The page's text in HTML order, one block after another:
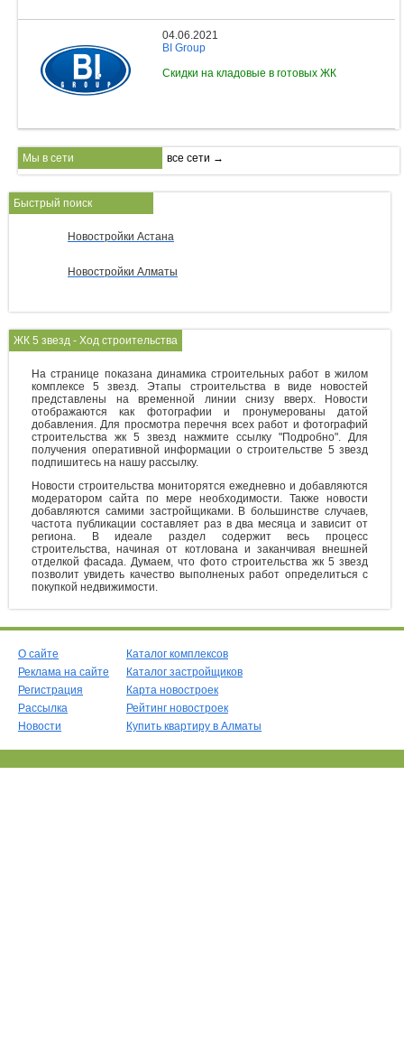
04.06.2021
BI Group
Скидки на кладовые в готовых ЖК
Мы в сети все сети →
Быстрый поиск
Новостройки Астана
Новостройки Алматы
ЖК 5 звезд - Ход строительства
На странице показана динамика строительных работ в жилом
комплексе 5 звезд. Этапы строительства в виде новостей
представлены на временной линии снизу вверх. Новости
отображаются как фотографии и пронумерованы датой
добавления. Для просмотра перечня всех работ и фотографий
строительства жк 5 звезд нажмите ссылку "Подробно". Для
получения оперативной информации о строительстве 5 звезд
подпишитесь на нашу рассылку.
Новости строительства мониторятся ежедневно и добавляются
модератором сайта по мере необходимости. Также новости
добавляются самими застройщиками. В большинстве случаев,
частота публикации составляет раз в два месяца и зависит от
региона. В идеале раздел содержит весь процесс
строительства, начиная от котлована и заканчивая внешней
отделкой фасада. Думаем, что фото строительства жк 5 звезд
позволит увидеть качество выполненых работ определиться с
покупкой недвижимости.
О сайте
Реклама на сайте
Регистрация
Рассылка
Новости
Каталог комплексов
Каталог застройщиков
Карта новостроек
Рейтинг новостроек
Купить квартиру в Алматы